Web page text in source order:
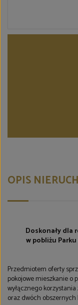
OPIS
Doskonały
w pobliżu
Przedmiotem oferty
pokojowe mieszkanie o
wyłącznego
oraz dwóch obszernych